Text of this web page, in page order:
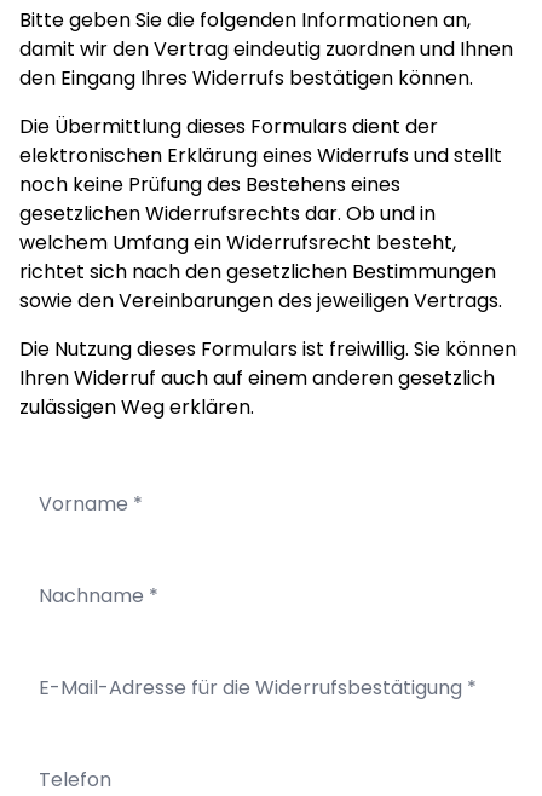
Bitte geben Sie die folgenden Informationen an,
damit wir den Vertrag eindeutig zuordnen und Ihnen
den Eingang Ihres Widerrufs bestätigen können.
Die Übermittlung dieses Formulars dient der
elektronischen Erklärung eines Widerrufs und stellt
noch keine Prüfung des Bestehens eines
gesetzlichen Widerrufsrechts dar. Ob und in
welchem Umfang ein Widerrufsrecht besteht,
richtet sich nach den gesetzlichen Bestimmungen
sowie den Vereinbarungen des jeweiligen Vertrags.
Die Nutzung dieses Formulars ist freiwillig. Sie können
Ihren Widerruf auch auf einem anderen gesetzlich
zulässigen Weg erklären.